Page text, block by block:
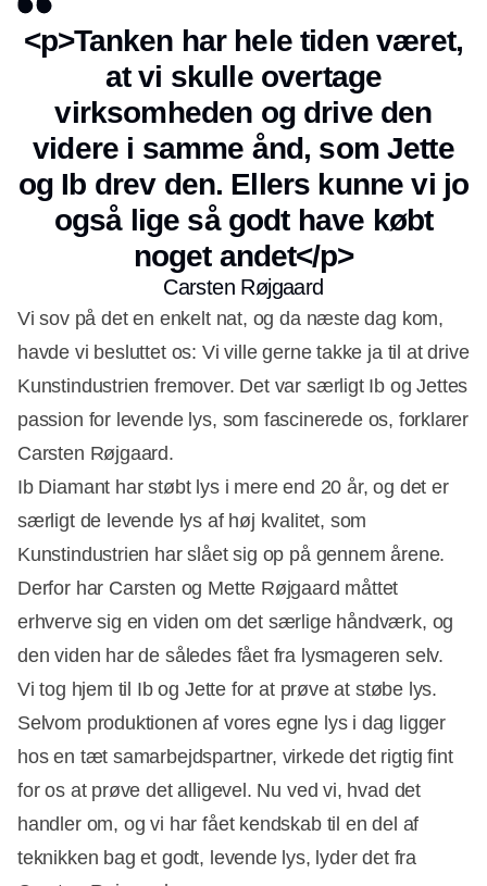
<p>Tanken har hele tiden været,
at vi skulle overtage
virksomheden og drive den
videre i samme ånd, som Jette
og Ib drev den. Ellers kunne vi jo
også lige så godt have købt
noget andet</p>
Carsten Røjgaard
Vi sov på det en enkelt nat, og da næste dag kom,
havde vi besluttet os: Vi ville gerne takke ja til at drive
Kunstindustrien fremover. Det var særligt Ib og Jettes
passion for levende lys, som fascinerede os, forklarer
Carsten Røjgaard.
Ib Diamant har støbt lys i mere end 20 år, og det er
særligt de levende lys af høj kvalitet, som
Kunstindustrien har slået sig op på gennem årene.
Derfor har Carsten og Mette Røjgaard måttet
erhverve sig en viden om det særlige håndværk, og
den viden har de således fået fra lysmageren selv.
Vi tog hjem til Ib og Jette for at prøve at støbe lys.
Selvom produktionen af vores egne lys i dag ligger
hos en tæt samarbejdspartner, virkede det rigtig fint
for os at prøve det alligevel. Nu ved vi, hvad det
handler om, og vi har fået kendskab til en del af
teknikken bag et godt, levende lys, lyder det fra